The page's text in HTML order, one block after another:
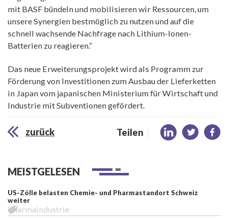
mit BASF bündeln und mobilisieren wir Ressourcen, um
unsere Synergien bestmöglich zu nutzen und auf die
schnell wachsende Nachfrage nach Lithium-Ionen-
Batterien zu reagieren.“
Das neue Erweiterungsprojekt wird als Programm zur
Förderung von Investitionen zum Ausbau der Lieferketten
in Japan vom japanischen Ministerium für Wirtschaft und
Industrie mit Subventionen gefördert.
zurück Teilen
MEISTGELESEN
US-Zölle belasten Chemie- und Pharmastandort Schweiz
weiter
Pharmaindustrie